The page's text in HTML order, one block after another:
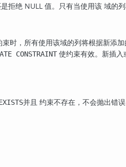
拒绝 NULL 值。只有当使用该 域的
时，所有使用该域的列将根据新添
CONSTRAINT 使约束有效。新插
并且 约束不存在，不会抛出错